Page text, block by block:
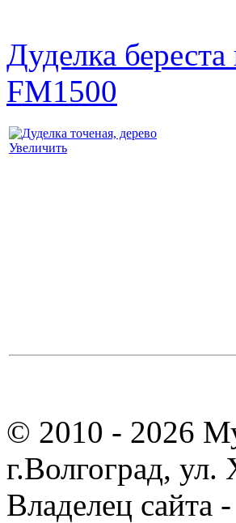
Дуделка береста
FM1500
Увеличить
© 2010 - 2026
г.Волгоград,
Владелец